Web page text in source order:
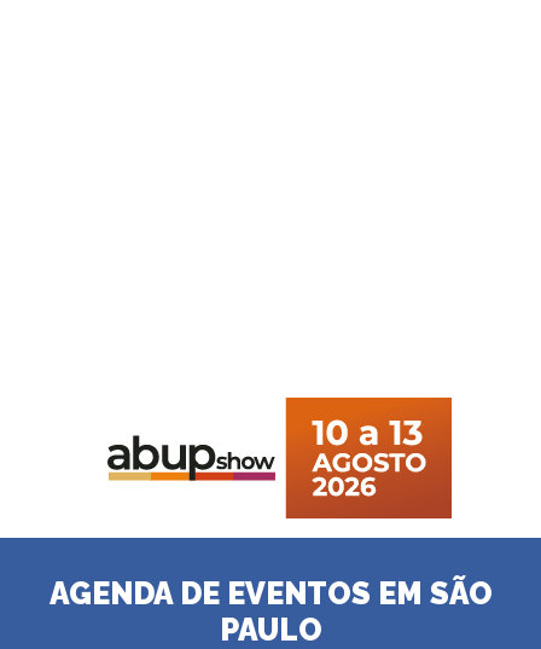
AGENDA DE EVENTOS EM SÃO
PAULO